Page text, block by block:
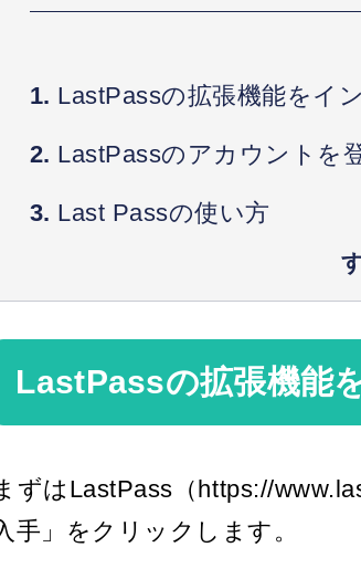
LastPassの拡張機能をイ
LastPassのアカウントを
Last Passの使い方
Last Passへのサイトの
Last Passのフォーム記入
Last Passを使用する上で
LastPassの拡張機能
ずはLastPass（https://
手」をクリックします。